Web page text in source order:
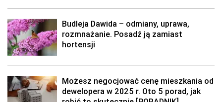
Budleja Dawida – odmiany, uprawa,
rozmnażanie. Posadź ją zamiast
hortensji
Możesz negocjować cenę mieszkania od
dewelopera w 2025 r. Oto 5 porad, jak